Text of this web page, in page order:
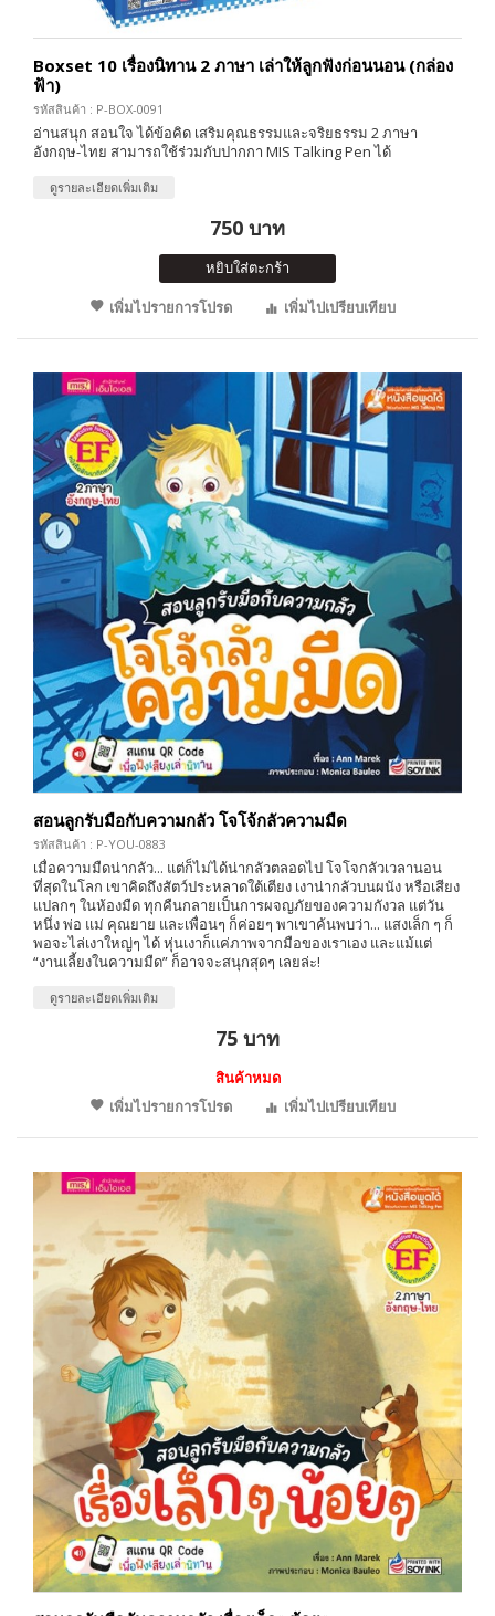
Boxset 10 เรื่องนิทาน 2 ภาษา เล่าให้ลูกฟังก่อนนอน (กล่อง
ฟ้า)
รหัสสินค้า : P-BOX-0091
อ่านสนุก สอนใจ ได้ข้อคิด เสริมคุณธรรมและจริยธรรม 2 ภาษา
อังกฤษ-ไทย สามารถใช้ร่วมกับปากกา MIS Talking Pen ได้
ดูรายละเอียดเพิ่มเติม
750 บาท
หยิบใส่ตะกร้า
เพิ่มไปรายการโปรด
เพิ่มไปเปรียบเทียบ
สอนลูกรับมือกับความกลัว โจโจ้กลัวความมืด
รหัสสินค้า : P-YOU-0883
เมื่อความมืดน่ากลัว... แต่ก็ไม่ได้น่ากลัวตลอดไป โจโจกลัวเวลานอน
ที่สุดในโลก เขาคิดถึงสัตว์ประหลาดใต้เตียง เงาน่ากลัวบนผนัง หรือเสียง
แปลกๆ ในห้องมืด ทุกคืนกลายเป็นการผจญภัยของความกังวล แต่วัน
หนึ่ง พ่อ แม่ คุณยาย และเพื่อนๆ ก็ค่อยๆ พาเขาค้นพบว่า... แสงเล็ก ๆ ก็
พอจะไล่เงาใหญ่ๆ ได้ หุ่นเงาก็แค่ภาพจากมือของเราเอง และแม้แต่
“งานเลี้ยงในความมืด” ก็อาจจะสนุกสุดๆ เลยล่ะ!
ดูรายละเอียดเพิ่มเติม
75 บาท
สินค้าหมด
เพิ่มไปรายการโปรด
เพิ่มไปเปรียบเทียบ